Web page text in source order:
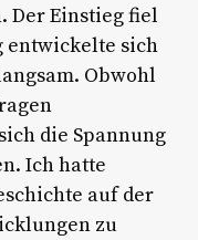
Der Einstieg fiel
entwickelte sich
Obwohl
die Spannung
Ich hatte
auf der
zu